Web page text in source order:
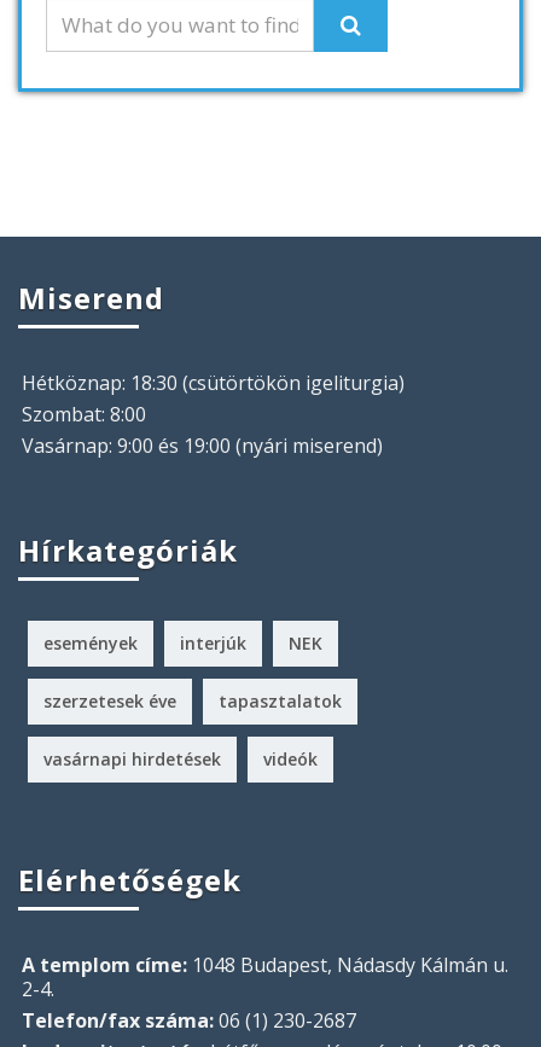
Miserend
Hétköznap: 18:30 (csütörtökön igeliturgia)
Szombat: 8:00
Vasárnap: 9:00 és 19:00 (nyári miserend)
Hírkategóriák
események interjúk NEK
szerzetesek éve tapasztalatok
vasárnapi hirdetések videók
Elérhetőségek
A templom címe: 1048 Budapest, Nádasdy Kálmán u.
2-4.
Telefon/fax száma:06 (1) 230-2687